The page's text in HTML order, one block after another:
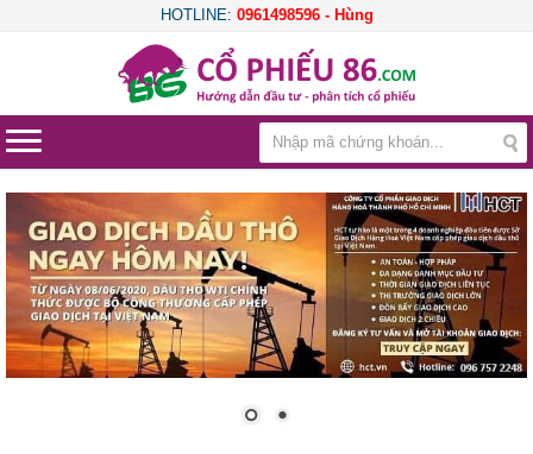
HOTLINE: 0961498596 - Hùng